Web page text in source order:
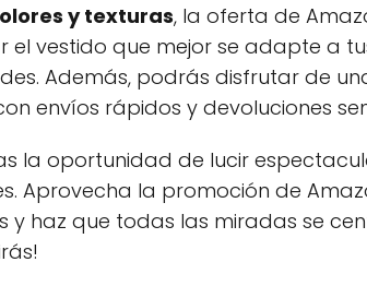
y texturas, la oferta de
el vestido que mejor se adapte a
Además, podrás disfrutar de
envíos rápidos y devoluciones
la oportunidad de lucir
Aprovecha la promoción de
y haz que todas las miradas se